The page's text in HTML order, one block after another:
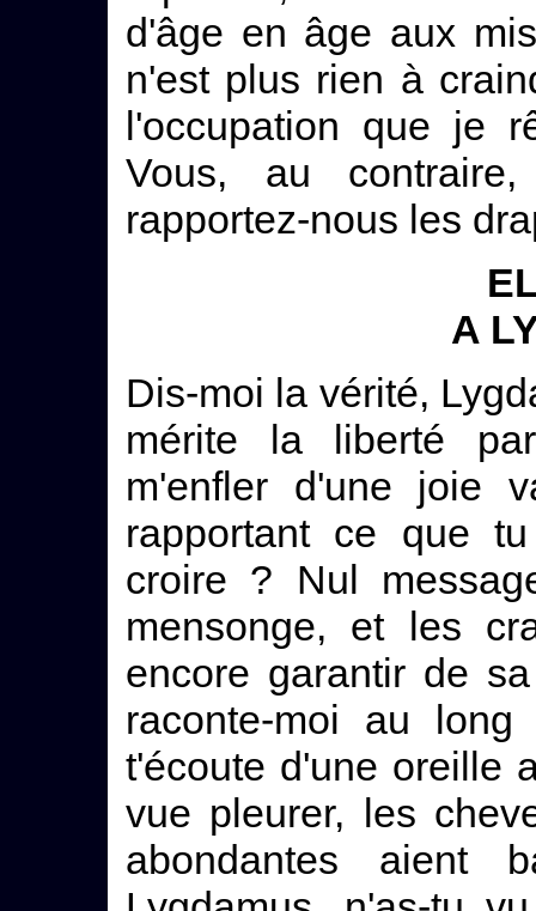
d'âge en âge aux
n'est plus rien à
l'occupation que je
Vous, au
rapportez-nous les
A
Dis-moi la vérité,
mérite la liberté
m'enfler d'une joie
rapportant ce que
croire ? Nul
mensonge, et les
encore garantir de
raconte-moi au
t'écoute d'une oreille
vue pleurer, les
abondantes aient